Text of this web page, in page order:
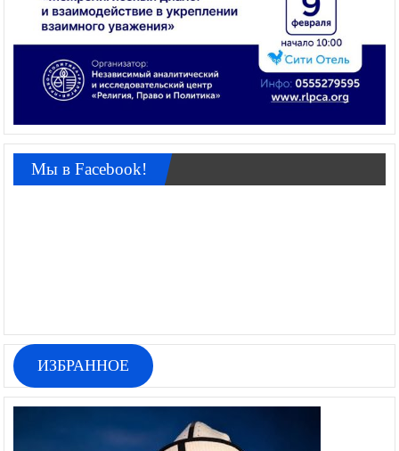
Мы в Facebook!
ИЗБРАННОЕ